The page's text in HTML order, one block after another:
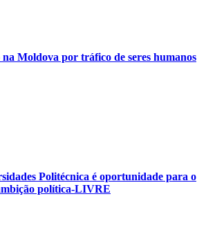
Moldova por tráfico de seres humanos
Politécnica é oportunidade para o
política-LIVRE